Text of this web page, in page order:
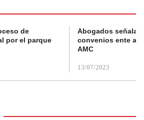
de
por el parque
Abogados
convenios ente
AMC
13/07/2023